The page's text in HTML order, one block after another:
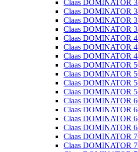
Claas DOMINATOR
Claas DOMINATOR
Claas DOMINATOR
Claas DOMINATOR
Claas DOMINATOR
Claas DOMINATOR
Claas DOMINATOR
Claas DOMINATOR
Claas DOMINATOR
Claas DOMINATOR
Claas DOMINATOR
Claas DOMINATOR
Claas DOMINATOR
Claas DOMINATOR
Claas DOMINATOR
Claas DOMINATOR
Claas DOMINATOR